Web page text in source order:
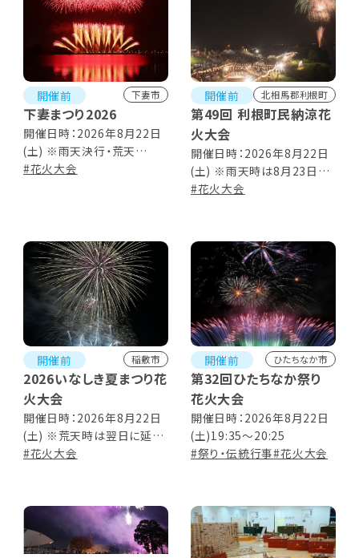
開催前 下妻市
下妻まつり2026
開催日時：2026年8月22日
(土) ※雨天決行・荒天
8/23(日)に順延 【下妻まつ
#花火大会
開催前 北相馬郡利根町
第49回 利根町民納涼花
火大会
開催日時：2026年8月22日
(土) ※雨天時は8月23日
(日) 18:30～20:30 ■花火
#花火大会
開催前 稲敷市
2026いなしき夏まつり花
火大会
開催日時：2026年8月22日
(土) ※荒天時は翌日に延期
(翌日も荒天の場合は中止)
20:30
#花火大会
開催前 ひたちなか市
第32回ひたちなか祭り
花火大会
開催日時：2026年8月22日
(土)19:35～20:25
#祭り・伝統行事#花火大会